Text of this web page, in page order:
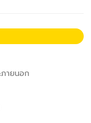
ายนอก